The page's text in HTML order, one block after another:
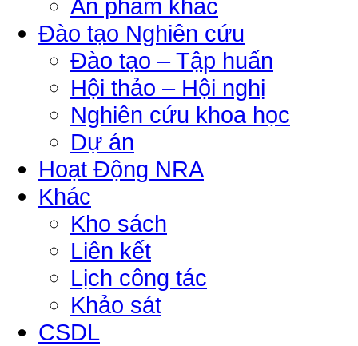
Ấn phẩm khác
Đào tạo Nghiên cứu
Đào tạo – Tập huấn
Hội thảo – Hội nghị
Nghiên cứu khoa học
Dự án
Hoạt Động NRA
Khác
Kho sách
Liên kết
Lịch công tác
Khảo sát
CSDL